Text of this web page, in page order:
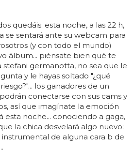
quedáis: esta noche, a las 22 h,
se sentará ante su webcam para
(y con todo el mundo)
álbum... piénsate bien qué te
germanotta, no sea que le
y le hayas soltado "¿qué
los ganadores de un
conectarse con sus cams y
así que imagínate la emoción
esta noche... conociendo a gaga,
la chica desvelará algo nuevo:
de alguna cara b de